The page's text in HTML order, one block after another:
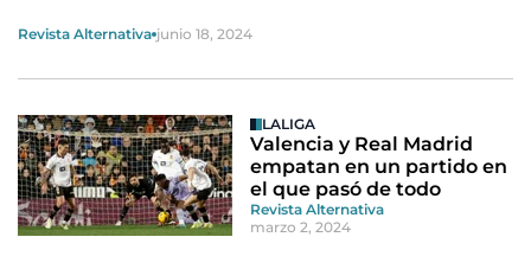
Revista Alternativa junio 18, 2024
LALIGA
Valencia y Real Madrid
empatan en un partido en
el que pasó de todo
Revista Alternativa
marzo 2, 2024